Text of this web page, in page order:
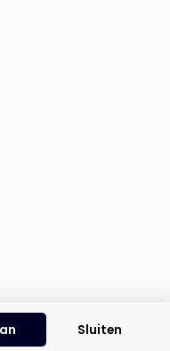
Sluiten
Cookie beleid